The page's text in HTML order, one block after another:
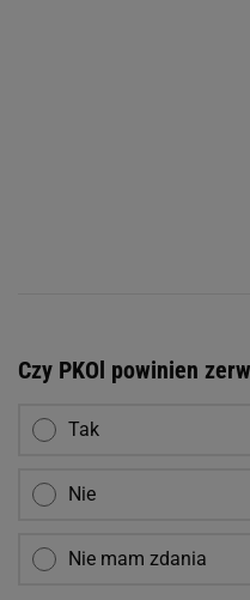
Czy PKOl powinien
Tak
Nie
Nie mam zdania